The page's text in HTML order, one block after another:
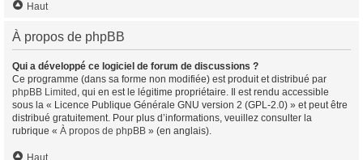
Haut
À propos de phpBB
Qui a développé ce logiciel de forum de discussions ?
Ce programme (dans sa forme non modifiée) est produit et distribué par
phpBB Limited , qui en est le légitime propriétaire. Il est rendu accessible
sous la « Licence Publique Générale GNU version 2 (GPL-2.0) » et peut être
distribué gratuitement. Pour plus d’informations, veuillez consulter la
rubrique « À propos de phpBB » (en anglais).
Haut